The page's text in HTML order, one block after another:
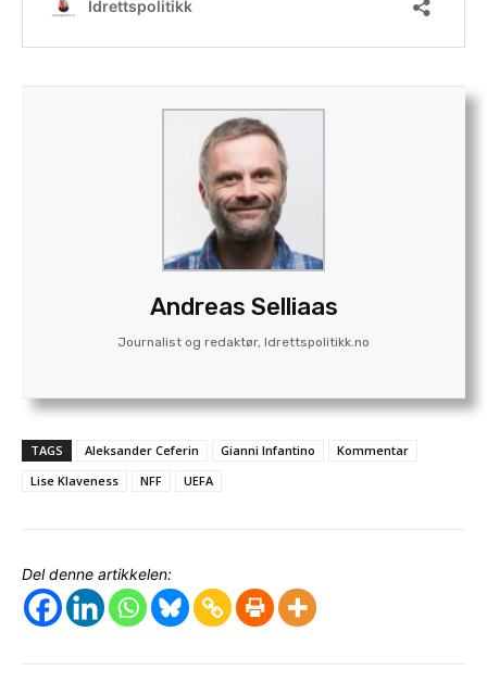
Andreas Selliaas
Journalist og redaktør, Idrettspolitikk.no
TAGS Aleksander Ceferin Gianni Infantino
Kommentar
Lise Klaveness
NFF UEFA
Del denne artikkelen: